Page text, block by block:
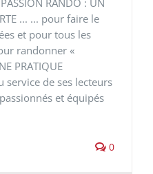
RANDO : UN
... ... pour faire le
et pour tous les
randonner «
PRATIQUE
service de ses lecteurs
et équipés
0